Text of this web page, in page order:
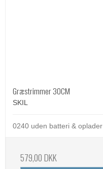
Græstrimmer 30CM
SKIL
0240 uden batteri & oplader
579,00 DKK